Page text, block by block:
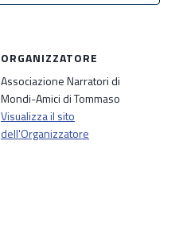
ORGANIZZATORE
Associazione Narratori di
Mondi-Amici di Tommaso
Visualizza il sito
dell'Organizzatore